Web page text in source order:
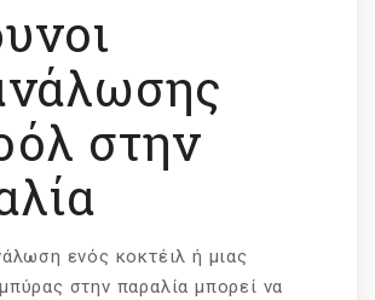
στην
ενός κοκτέιλ ή μιας
στην παραλία μπορεί να